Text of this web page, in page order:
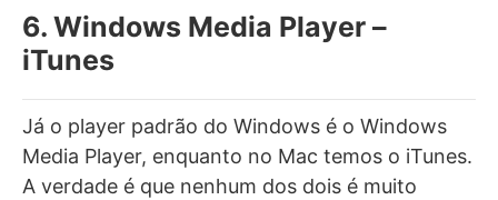
6. Windows Media Player –
iTunes
Já o player padrão do Windows é o Windows
Media Player, enquanto no Mac temos o iTunes.
A verdade é que nenhum dos dois é muito